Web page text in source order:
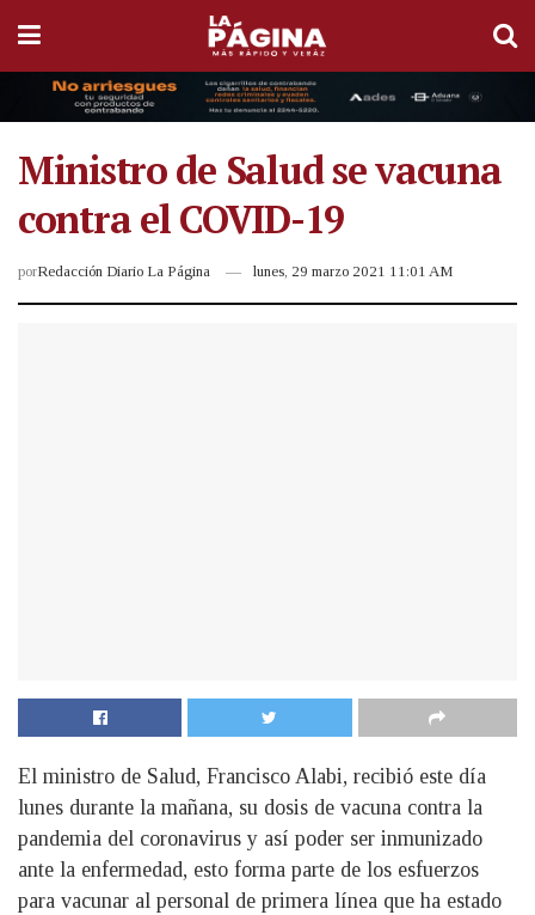
Ministro de Salud se vacuna
contra el COVID-19
porRedacción Diario La Página lunes, 29 marzo 2021 11:01 AM
El ministro de Salud, Francisco Alabi, recibió este día
lunes durante la mañana, su dosis de vacuna contra la
pandemia del coronavirus y así poder ser inmunizado
ante la enfermedad, esto forma parte de los esfuerzos
para vacunar al personal de primera línea que ha estado